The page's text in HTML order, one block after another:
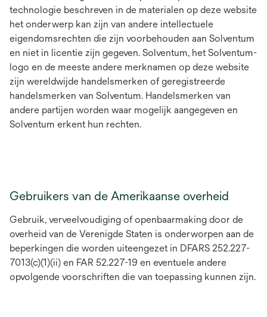
technologie beschreven in de materialen op deze website
het onderwerp kan zijn van andere intellectuele
eigendomsrechten die zijn voorbehouden aan Solventum
en niet in licentie zijn gegeven. Solventum, het Solventum-
logo en de meeste andere merknamen op deze website
zijn wereldwijde handelsmerken of geregistreerde
handelsmerken van Solventum. Handelsmerken van
andere partijen worden waar mogelijk aangegeven en
Solventum erkent hun rechten.
Gebruikers van de Amerikaanse overheid
Gebruik, verveelvoudiging of openbaarmaking door de
overheid van de Verenigde Staten is onderworpen aan de
beperkingen die worden uiteengezet in DFARS 252.227-
7013(c)(1)(ii) en FAR 52.227-19 en eventuele andere
opvolgende voorschriften die van toepassing kunnen zijn.